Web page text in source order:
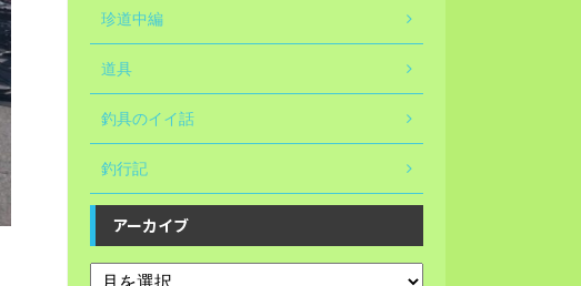
珍道中編
道具
釣具のイイ話
釣行記
アーカイブ